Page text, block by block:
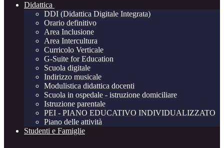
Didattica
DDI (Didattica Digitale Integrata)
Orario definitivo
Area Inclusione
Area Intercultura
Curricolo Verticale
G-Suite for Education
Scuola digitale
Indirizzo musicale
Modulistica didattica docenti
Scuola in ospedale - istruzione domiciliare
Istruzione parentale
PEI - PIANO EDUCATIVO INDIVIDUALIZZATO
Piano delle attività
Studenti e Famiglie